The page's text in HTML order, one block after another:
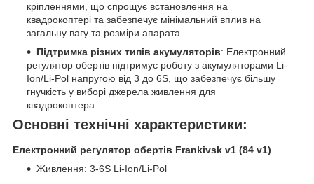
кріпленнями, що спрощує встановлення на
квадрокоптері та забезпечує мінімальний вплив на
загальну вагу та розміри апарата.
Підтримка різних типів акумуляторів: Електронний
регулятор обертів підтримує роботу з акумуляторами Li-
Ion/Li-Pol напругою від 3 до 6S, що забезпечує більшу
гнучкість у виборі джерела живлення для
квадрокоптера.
Основні технічні характеристики:
Електронний регулятор обертів Frankivsk v1 (84 v1)
Живлення: 3-6S Li-Ion/Li-Pol